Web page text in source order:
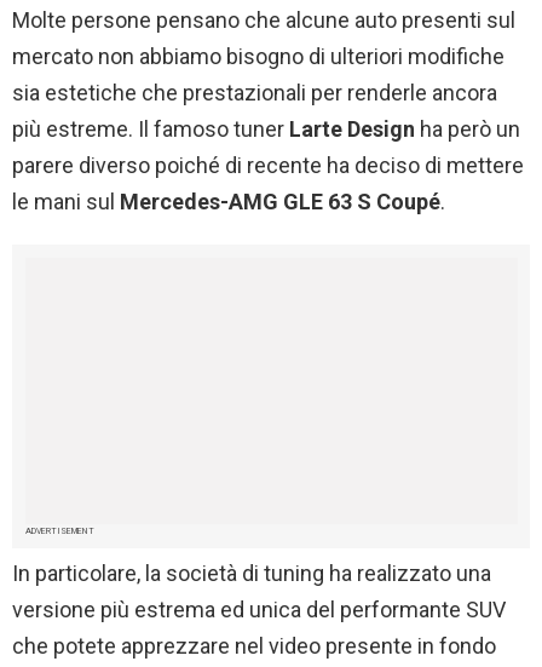
Molte persone pensano che alcune auto presenti sul
mercato non abbiamo bisogno di ulteriori modifiche
sia estetiche che prestazionali per renderle ancora
più estreme. Il famoso tuner Larte Design ha però un
parere diverso poiché di recente ha deciso di mettere
le mani sul Mercedes-AMG GLE 63 S Coupé.
ADVERTISEMENT
In particolare, la società di tuning ha realizzato una
versione più estrema ed unica del performante SUV
che potete apprezzare nel video presente in fondo